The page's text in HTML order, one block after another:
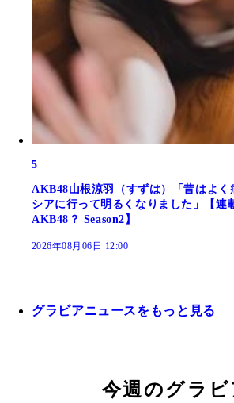
5
AKB48山根涼羽（すずは）「昔はよく
シアに行って明るくなりました」【連
AKB48？ Season2】
2026年08月06日 12:00
グラビアニュースをもっと見る
今週のグラビ